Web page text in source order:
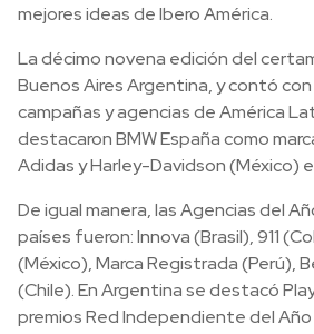
mejores ideas de Ibero América.
La décimo novena edición del
Buenos Aires Argentina, y contó
campañas y agencias de América
destacaron BMW España como
Adidas y Harley-Davidson (México)
De igual manera, las Agencias del
países fueron: Innova (Brasil), 911
(México), Marca Registrada (Perú),
(Chile). En Argentina se destacó
premios Red Independiente del